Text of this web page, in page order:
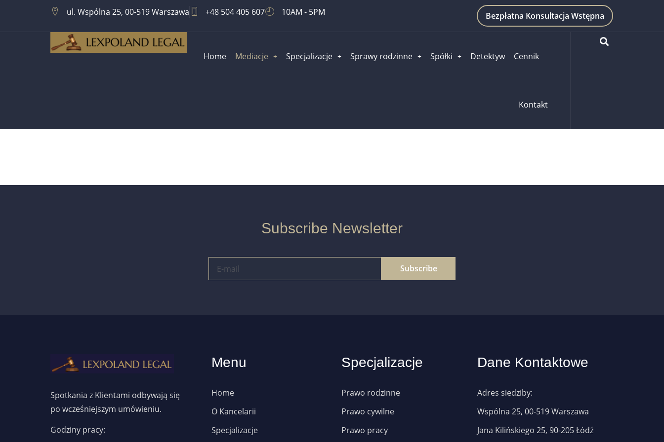
ul. Wspólna 25, 00-519 Warszawa +48 504 405 607 10AM - 5PM Bezpłatna Konsultacja Wstępna
Home Mediacje Specjalizacje Sprawy rodzinne Spółki Detektyw Cennik
Kontakt
Subscribe Newsletter
Subscribe
Spotkania z Klientami odbywają się
po wcześniejszym umówieniu.
Godziny pracy:
Menu
Home
O Kancelarii
Specjalizacje
Specjalizacje
Prawo rodzinne
Prawo cywilne
Prawo pracy
Dane Kontaktowe
Adres siedziby:
Wspólna 25, 00-519 Warszawa
Jana Kilińskiego 25, 90-205 Łódź